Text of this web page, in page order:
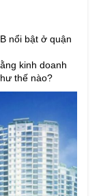
nổi bật ở quận
kinh doanh
thế nào?